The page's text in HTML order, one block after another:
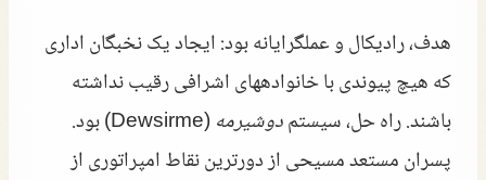
هدف، رادیکال و عملگرایانه بود: ایجاد یک نخبگان اداری
که هیچ پیوندی با خانوادههای اشرافی رقیب نداشته
باشند. راه حل، سیستمدوشیرمه
(Dewsirme) بود.
پسران مستعد مسیحی از دورترین نقاط امپراتوری از